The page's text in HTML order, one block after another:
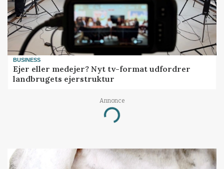
BUSINESS
Ejer eller medejer? Nyt tv-format udfordrer
landbrugets ejerstruktur
Annonce
Loading...